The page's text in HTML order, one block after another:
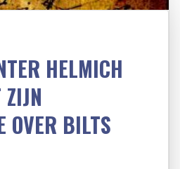
HELMICH
OVER BILTS